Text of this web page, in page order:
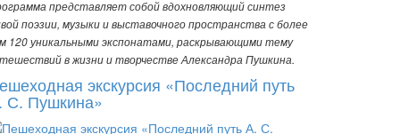
представляет собой вдохновляющий синтез
поэзии, музыки и выставочного пространства с более
120 уникальными экспонатами, раскрывающими тему
в жизни и творчестве Александра Пушкина.
экскурсия «Последний путь
С. Пушкина»